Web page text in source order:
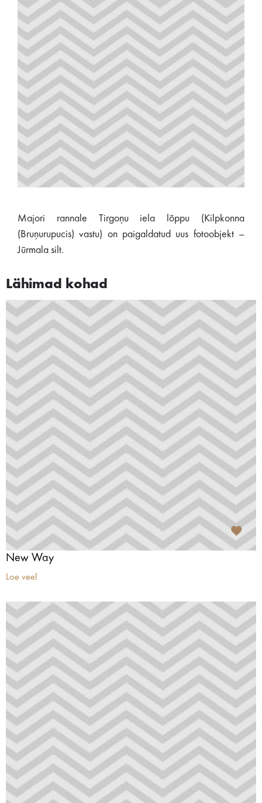
Majori rannale Tirgoņu iela lõppu (Kilpkonna
(Bruņurupucis) vastu) on paigaldatud uus fotoobjekt –
Jūrmala silt.
Lähimad kohad
New Way
Loe veel